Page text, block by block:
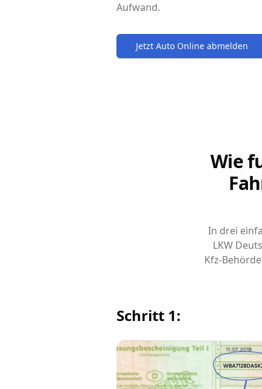
Aufwand.
Jetzt Auto Online abmelden
Wie
In drei
LKW
Kfz-
Schritt 1: